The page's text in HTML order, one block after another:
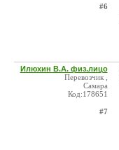
#6
Илюхин В.А. физ.лицо
Перевозчик ,
Самара
Код:178651
#7